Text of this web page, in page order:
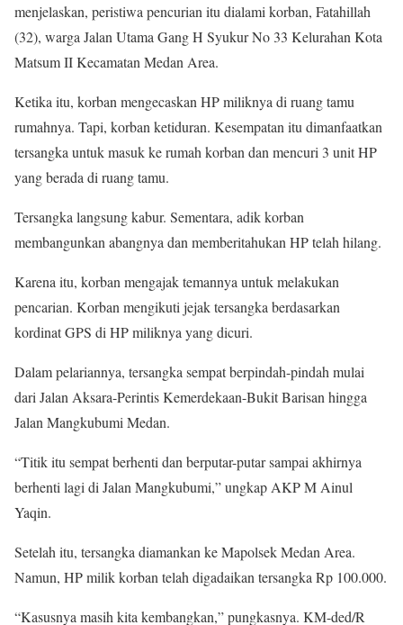
menjelaskan, peristiwa pencurian itu dialami korban, Fatahillah
(32), warga Jalan Utama Gang H Syukur No 33 Kelurahan Kota
Matsum II Kecamatan Medan Area.
Ketika itu, korban mengecaskan HP miliknya di ruang tamu
rumahnya. Tapi, korban ketiduran. Kesempatan itu dimanfaatkan
tersangka untuk masuk ke rumah korban dan mencuri 3 unit HP
yang berada di ruang tamu.
Tersangka langsung kabur. Sementara, adik korban
membangunkan abangnya dan memberitahukan HP telah hilang.
Karena itu, korban mengajak temannya untuk melakukan
pencarian. Korban mengikuti jejak tersangka berdasarkan
kordinat GPS di HP miliknya yang dicuri.
Dalam pelariannya, tersangka sempat berpindah-pindah mulai
dari Jalan Aksara-Perintis Kemerdekaan-Bukit Barisan hingga
Jalan Mangkubumi Medan.
“Titik itu sempat berhenti dan berputar-putar sampai akhirnya
berhenti lagi di Jalan Mangkubumi,” ungkap AKP M Ainul
Yaqin.
Setelah itu, tersangka diamankan ke Mapolsek Medan Area.
Namun, HP milik korban telah digadaikan tersangka Rp 100.000.
“Kasusnya masih kita kembangkan,” pungkasnya. KM-ded/R